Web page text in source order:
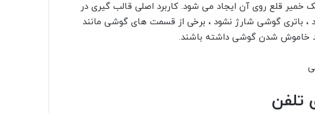
خمیر قلع روی آن ایجاد می شود. کاربرد اصلی قالب گیری در
، باتری گوشی شارژ نشود ، برخی از قسمت های گوشی مانند
خاموش شدن گوشی داشته باشند.
تلفن